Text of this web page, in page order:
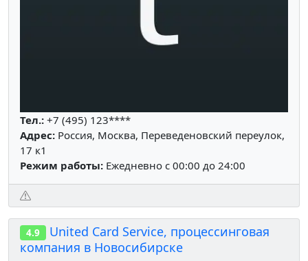
Тел.: +7 (495) 123****
Адрес: Россия, Москва, Переведеновский переулок,
17 к1
Режим работы: Ежедневно с 00:00 до 24:00
4.9
United Card Service, процессинговая
компания в Новосибирске